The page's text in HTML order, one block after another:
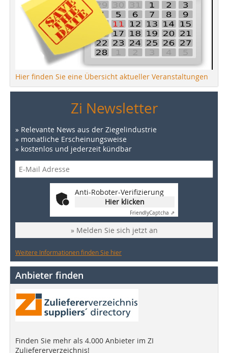
Hier finden Sie eine Übersicht aktueller Veranstaltungen
Zi Newsletter
» Relevante News aus der Ziegelindustrie
» monatliche Erscheinungsweise
» kostenlos und jederzeit kündbar
Anti-Roboter-Verifizierung
Hier klicken
FriendlyCaptcha ⇗
» Melden Sie sich jetzt an
Weitere Informationen finden Sie hier
Anbieter finden
Finden Sie mehr als 4.000 Anbieter im ZI
Zuliefererverzeichnis!